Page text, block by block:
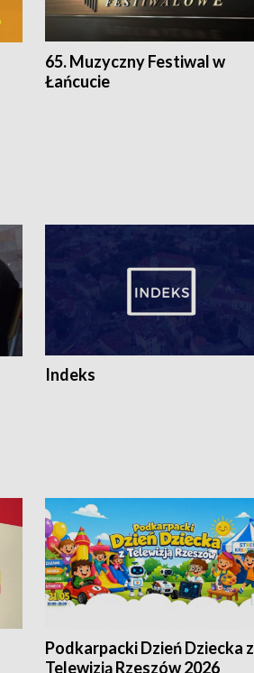
65. Muzyczny Festiwal w
Łańcucie
Indeks
Podkarpacki Dzień Dziecka z
Telewizją Rzeszów 2026